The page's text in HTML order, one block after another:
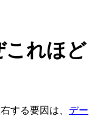
これほど
する要因は、 デー